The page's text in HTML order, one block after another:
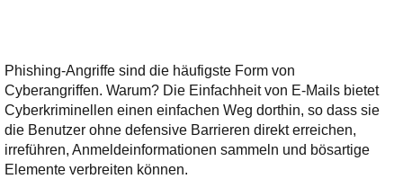
Phishing-Angriffe sind die häufigste Form von
Cyberangriffen. Warum? Die Einfachheit von E-Mails bietet
Cyberkriminellen einen einfachen Weg dorthin, so dass sie
die Benutzer ohne defensive Barrieren direkt erreichen,
irreführen, Anmeldeinformationen sammeln und bösartige
Elemente verbreiten können.
bereithält!
Wie z.B. Outlook,
GMail, Thunderbird
oder auch
KuNoMail, usw.